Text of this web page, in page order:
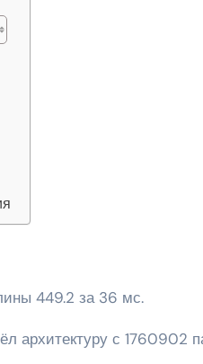
449.2 за 36 мс.
архитектуру с 1760902